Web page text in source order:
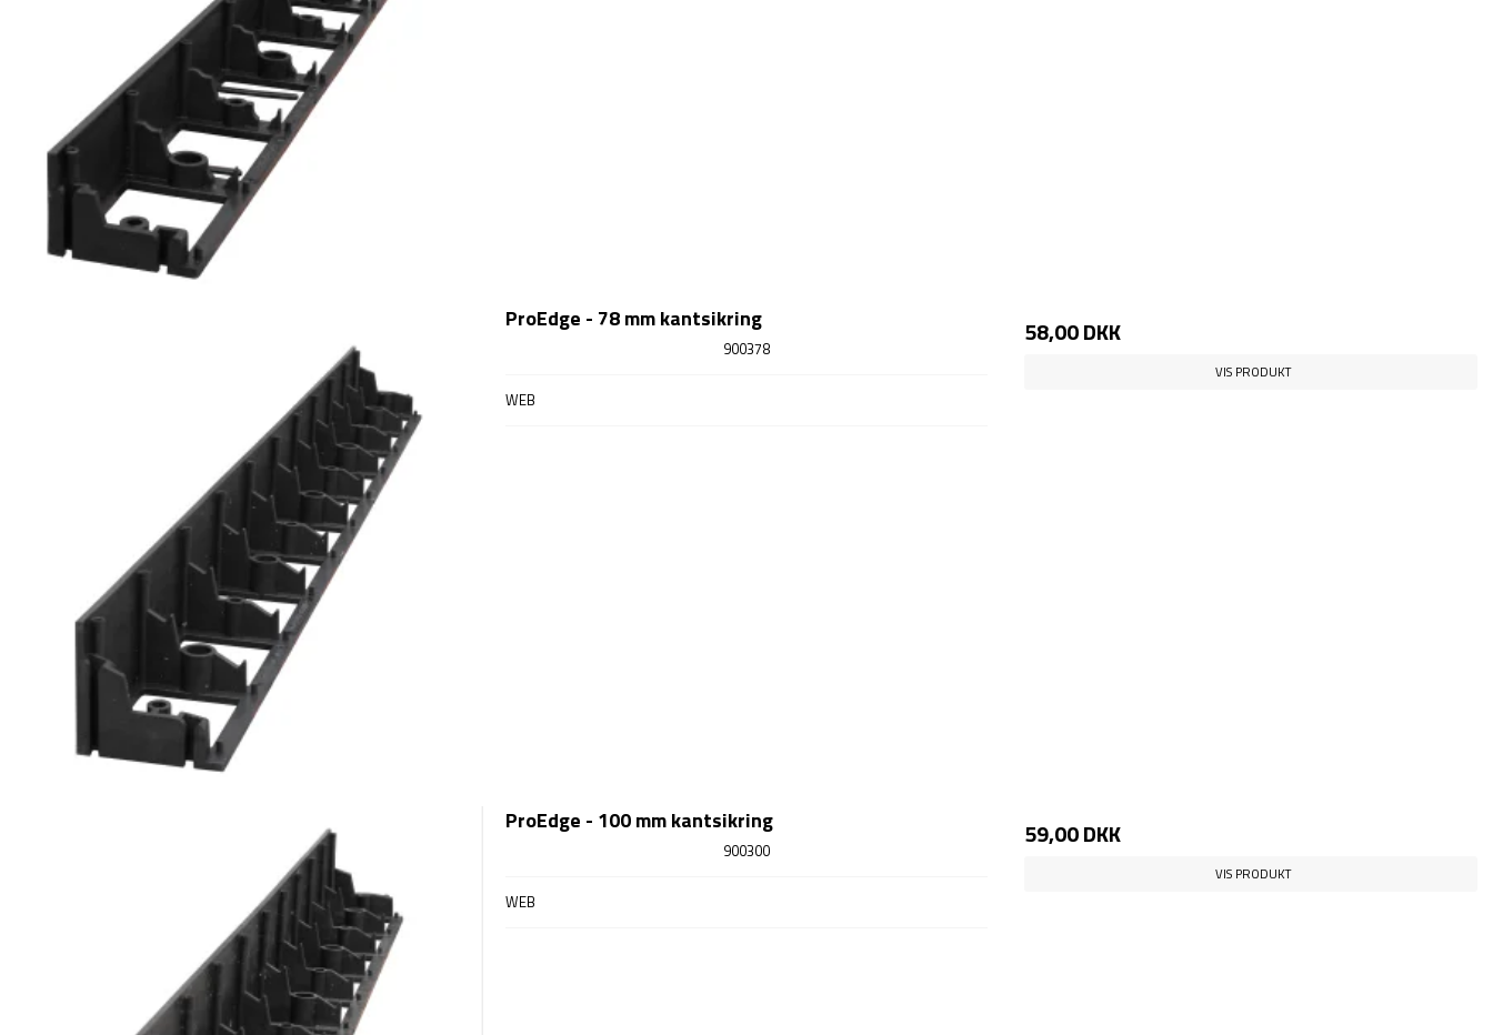
ProEdge - 78 mm kantsikring
900378
WEB
58,00 DKK
VIS PRODUKT
ProEdge - 100 mm kantsikring
900300
WEB
59,00 DKK
VIS PRODUKT